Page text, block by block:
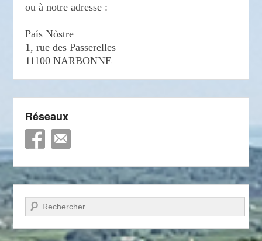
ou à notre adresse :
País Nòstre
1, rue des Passerelles
11100 NARBONNE
Réseaux
Recherche